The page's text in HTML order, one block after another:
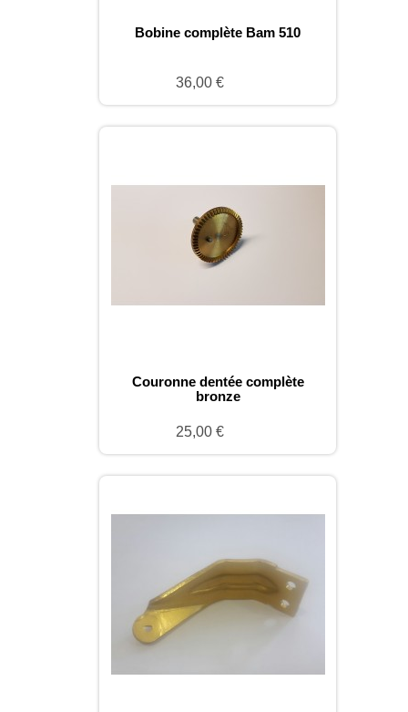
Bobine complète Bam 510
36,00 €
Couronne dentée complète
bronze
25,00 €